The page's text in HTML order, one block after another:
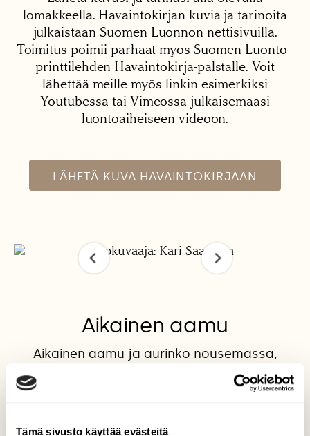
Tämä sivusto käyttää evästeitä
lomakkeella. Havaintokirjan kuvia ja tarinoita
julkaistaan Suomen Luonnon nettisivuilla.
Toimitus poimii parhaat myös Suomen Luonto -
printtilehden Havaintokirja-palstalle. Voit
lähettää meille myös linkin esimerkiksi
Youtubessa tai Vimeossa julkaisemaasi
luontoaiheiseen videoon.
LÄHETÄ KUVA HAVAINTOKIRJAAN
Aikainen aamu
Aikainen aamu ja aurinko nousemassa,
hiljainen luonto. Kuvattu 28.12.2016
Lempäälän Herralanvuolteella.